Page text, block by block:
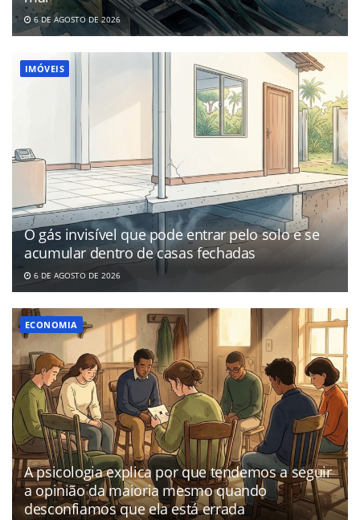
6 DE AGOSTO DE 2026
IMÓVEIS
O gás invisível que pode entrar pelo solo e se
acumular dentro de casas fechadas
6 DE AGOSTO DE 2026
ECONOMIA
A psicologia explica por que tendemos a seguir
a opinião da maioria mesmo quando
desconfiamos que ela está errada